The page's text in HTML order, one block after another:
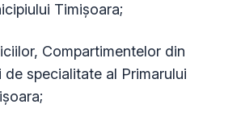
Timişoara;
Compartimentelor din
de specialitate al Primarului